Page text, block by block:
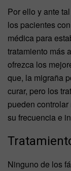
Por ello y ante
los pacientes
médica para
tratamiento más
ofrezca los
que, la migraña
curar, pero los
pueden
su frecuencia e
Ninguno de los